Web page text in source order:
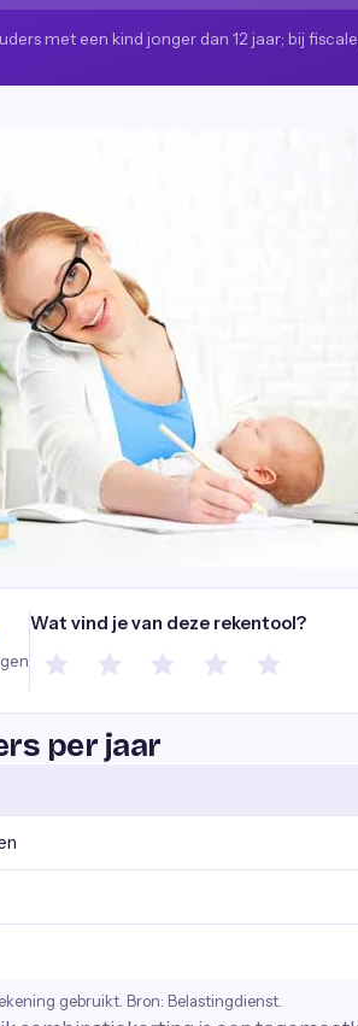
met een kind jonger dan 12 jaar; bij
Wat vind je van deze rekentool?
per jaar
gebruikt. Bron: Belastingdienst.